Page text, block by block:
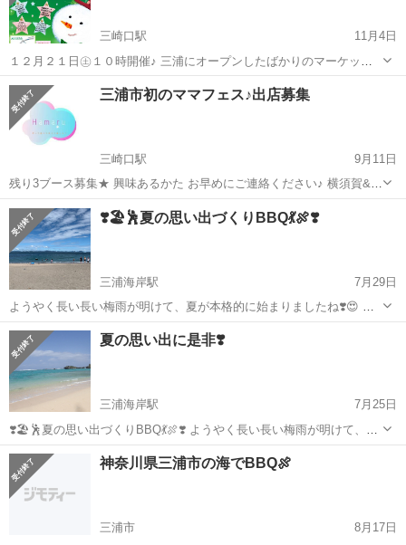
三崎口駅
11月4日
１２月２１日㊏１０時開催♪ 三浦にオープンしたばかりのマーケット
「ベイシア」 二階の広々した市民交流センター＆ 小網代の森インフォ
メーションで 三浦市初めての大規模ファミリーフェスタ開催♪ 入場無
料♪ https:...
神奈川 三浦市 三崎口駅
三浦市初のママフェス♪出店募集
三崎口駅
9月11日
残り3ブース募集★ 興味あるかた お早めにご連絡ください♪ 横須賀&三
浦で 最大出店のママフェスになるかも？ 30ブース出店！！(゜ロ゜ノ)
ノ 一緒に楽しんでくれる出店者募集♪ 令和5月オープンしたばかり★
キレイで駐車場...
神奈川 三浦市 三崎口駅 その他
❣️🏖🕺夏の思い出づくりBBQ💃🍖❣️
三浦海岸駅
7月29日
ようやく長い長い梅雨が明けて、夏が本格的に始まりましたね❣️😍 み
なさん、夏の予定はもう決まりましたか？？ 楽しい夏は本当に一瞬で
す😭‼️ 友達と❣️もちろん友達じゃない人とも❣️BBQで仲を深めて、2019
年の夏を最高に盛...
神奈川 三浦市 三浦海岸駅 その他
夏の思い出に是非❣️
三浦海岸駅
7月25日
❣️🏖🕺夏の思い出づくりBBQ💃🍖❣️ ようやく長い長い梅雨が明けて、夏
が本格的に始まりましたね❣️😍 夏が大好きな私は毎年思うのですが、
楽しい夏は本当に一瞬です😭‼️ なので、友達と❣️もちろん友達じゃない
人とも❣️B...
神奈川 三浦市 三浦海岸駅 その他
神奈川県三浦市の海でBBQ🍖
三浦市 8月17日